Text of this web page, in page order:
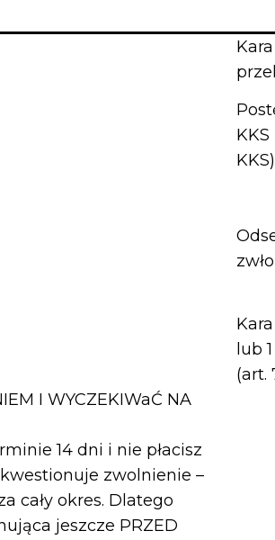
KKS
KKS)
lub
(art.
I WYCZEKIWaĆ NA
14 dni i nie płacisz
zwolnienie –
cały okres. Dlatego
jeszcze PRZED